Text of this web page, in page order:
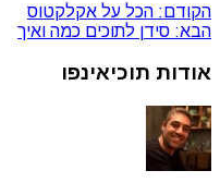
הקודם: הכל על אקלקטוס
הבא: סידן לתוכים כמה ואיך
אודות תוכיאינפו